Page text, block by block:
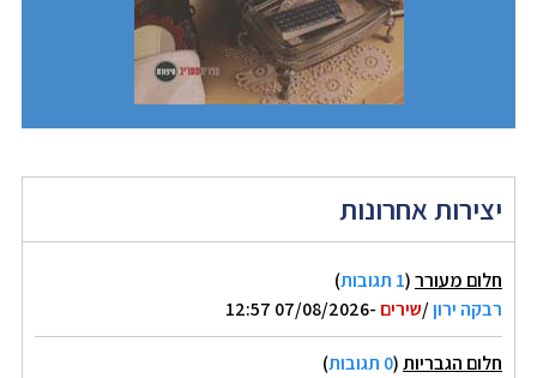
יצירות אחרונות
חלום מעורר(1 תגובות
)
רבקה ירון/שירים -07/08/2026 12:57
חלום הגבריות(0 תגובות
)